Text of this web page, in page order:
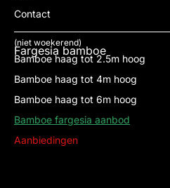
Contact
Fargesia bamboe
(niet woekerend)
Bamboe haag tot 2.5m hoog
Bamboe haag tot 4m hoog
Bamboe haag tot 6m hoog
Bamboe fargesia aanbod
Aanbiedingen